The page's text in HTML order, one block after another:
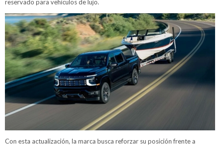
reservado para vehículos de lujo.
Con esta actualización, la marca busca reforzar su posición frente a